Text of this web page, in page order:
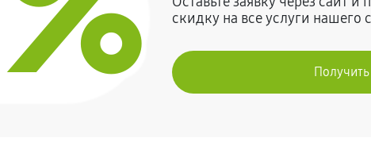
5 AN517-52-76FC (NH.Q82ER.008) 950 руб
скидку на все услуги нашего